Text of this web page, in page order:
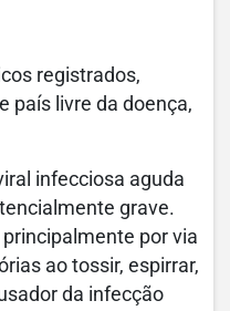
registrados,
país livre da doença,
infecciosa aguda
grave.
por via
ao tossir, espirrar,
da infecção